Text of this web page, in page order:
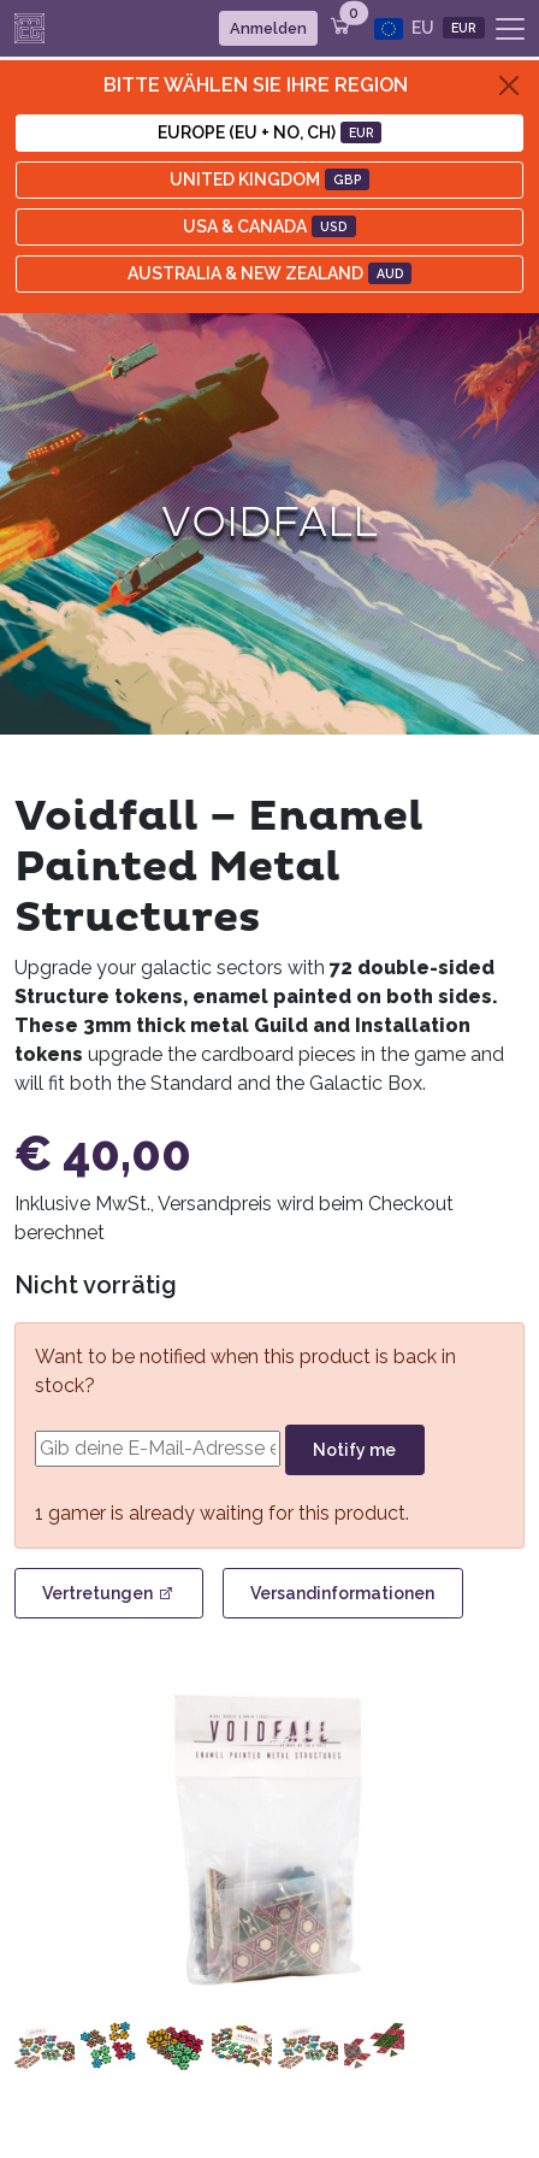
Anmelden
0
EU EUR
BITTE WÄHLEN SIE IHRE REGION
EUROPE (EU + NO, CH) EUR
UNITED KINGDOM GBP
USA & CANADA USD
AUSTRALIA & NEW ZEALAND AUD
VOIDFALL
Voidfall – Enamel
Painted Metal
Structures
Upgrade your galactic sectors with 72 double-sided
Structure tokens, enamel painted on both sides.
These 3mm thick metal Guild and Installation
tokens upgrade the cardboard pieces in the game and
will fit both the Standard and the Galactic Box.
€ 40,00
Inklusive MwSt., Versandpreis wird beim Checkout
berechnet
Nicht vorrätig
Want to be notified when this product is back in
stock?
Notify me
1 gamer is already waiting for this product.
Vertretungen Versandinformationen